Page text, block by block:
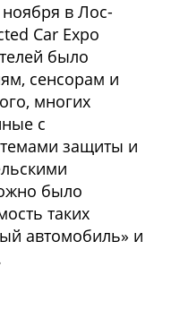
в Лос-
Car Expo
было
сенсорам и
многих
с
защиты и
было
таких
автомобиль» и